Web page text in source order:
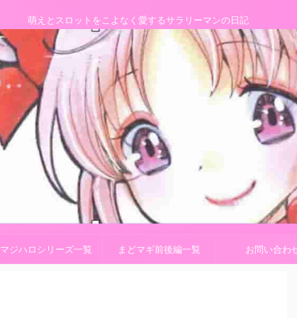
萌えとスロットをこよなく愛するサラリーマンの日記
マジハロシリーズ一覧 まどマギ前後編一覧 お問い合わ